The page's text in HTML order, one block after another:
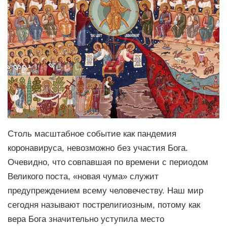
Столь масштабное событие как пандемия
коронавируса, невозможно без участия Бога.
Очевидно, что совпавшая по времени с периодом
Великого поста, «новая чума» служит
предупреждением всему человечеству. Наш мир
сегодня называют пострелигиозным, потому как
вера Бога значительно уступила место